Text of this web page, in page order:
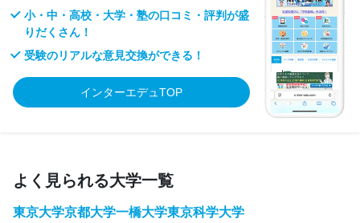
小・中・高校・大学・塾の口コミ・評判が盛
りだくさん！
受験のリアルな意見交換ができる！
インターエデュTOP
よく見られる大学一覧
東京大学京都大学一橋大学東京科学大学